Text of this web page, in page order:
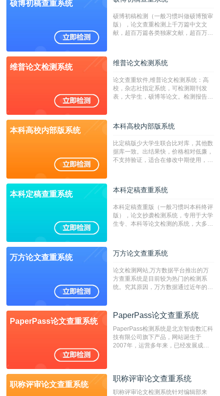
硕博初稿查重系统
硕博初稿检测（一般习惯叫做硕博预审
版），论文查重检测上千万篇中文文
献，超百万篇各类独家文献，超百万港
校用来检测硕博论文的系统，检测范围
广，数据来源真实，检测算法合理!本
字符数30万）
维普论文检测系统 维普论文检测系统
论文查重软件,维普论文检测系统：高
校，杂志社指定系统，可检测期刊发
表，大学生，硕博等论文。检测报告支
本科高校内部版系统 本科高校内部版系统
比定稿版少大学生联合比对库，其他数
据库一致。出结果快，价格相对低廉，
不支持验证，适合在修改中期使用，定
本科定稿查重系统 本科定稿查重系统
本科定稿查重版（一般习惯叫本科终评
版），论文抄袭检测系统，专用于大学
生专、本科等论文检测的系统，大多数
万方论文查重系统 万方论文查重系统
论文检测网站,万方数据平台推出的万
方查重系统是目前较为热门的检测系
统。究其原因，万方数据通过近年的发
检测系统，其真实性和权威性无可厚
非。其次，相对于知网而言，万方检测
费用少，上手容易，是学生初次论文查
重的推荐系统。
PaperPass论文查重系统
PaperPass论文查重系统
PaperPass检测系统是北京智齿数汇科
技有限公司旗下产品，网站诞生于
2007年，运营多年来，已经发展成为
检测速度快、精度高，市场反映良好。
职称评审论文查重系统
职称评审论文查重系统
职称评审论文检测系统针对编辑部来